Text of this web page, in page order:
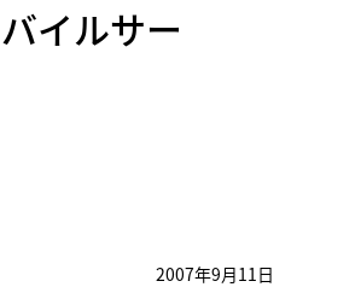
イルサー
2007年9月11日